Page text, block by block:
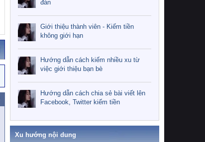
đàn
Giới thiệu thành viên - Kiếm tiền
không giới hạn
Hướng dẫn cách kiếm nhiều xu từ
việc giới thiệu bạn bè
Hướng dẫn cách chia sẻ bài viết lên
Facebook, Twitter kiếm tiền
Xu hướng nội dung